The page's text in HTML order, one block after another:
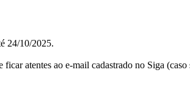
24/10/2025.
atentes ao e-mail cadastrado no Siga